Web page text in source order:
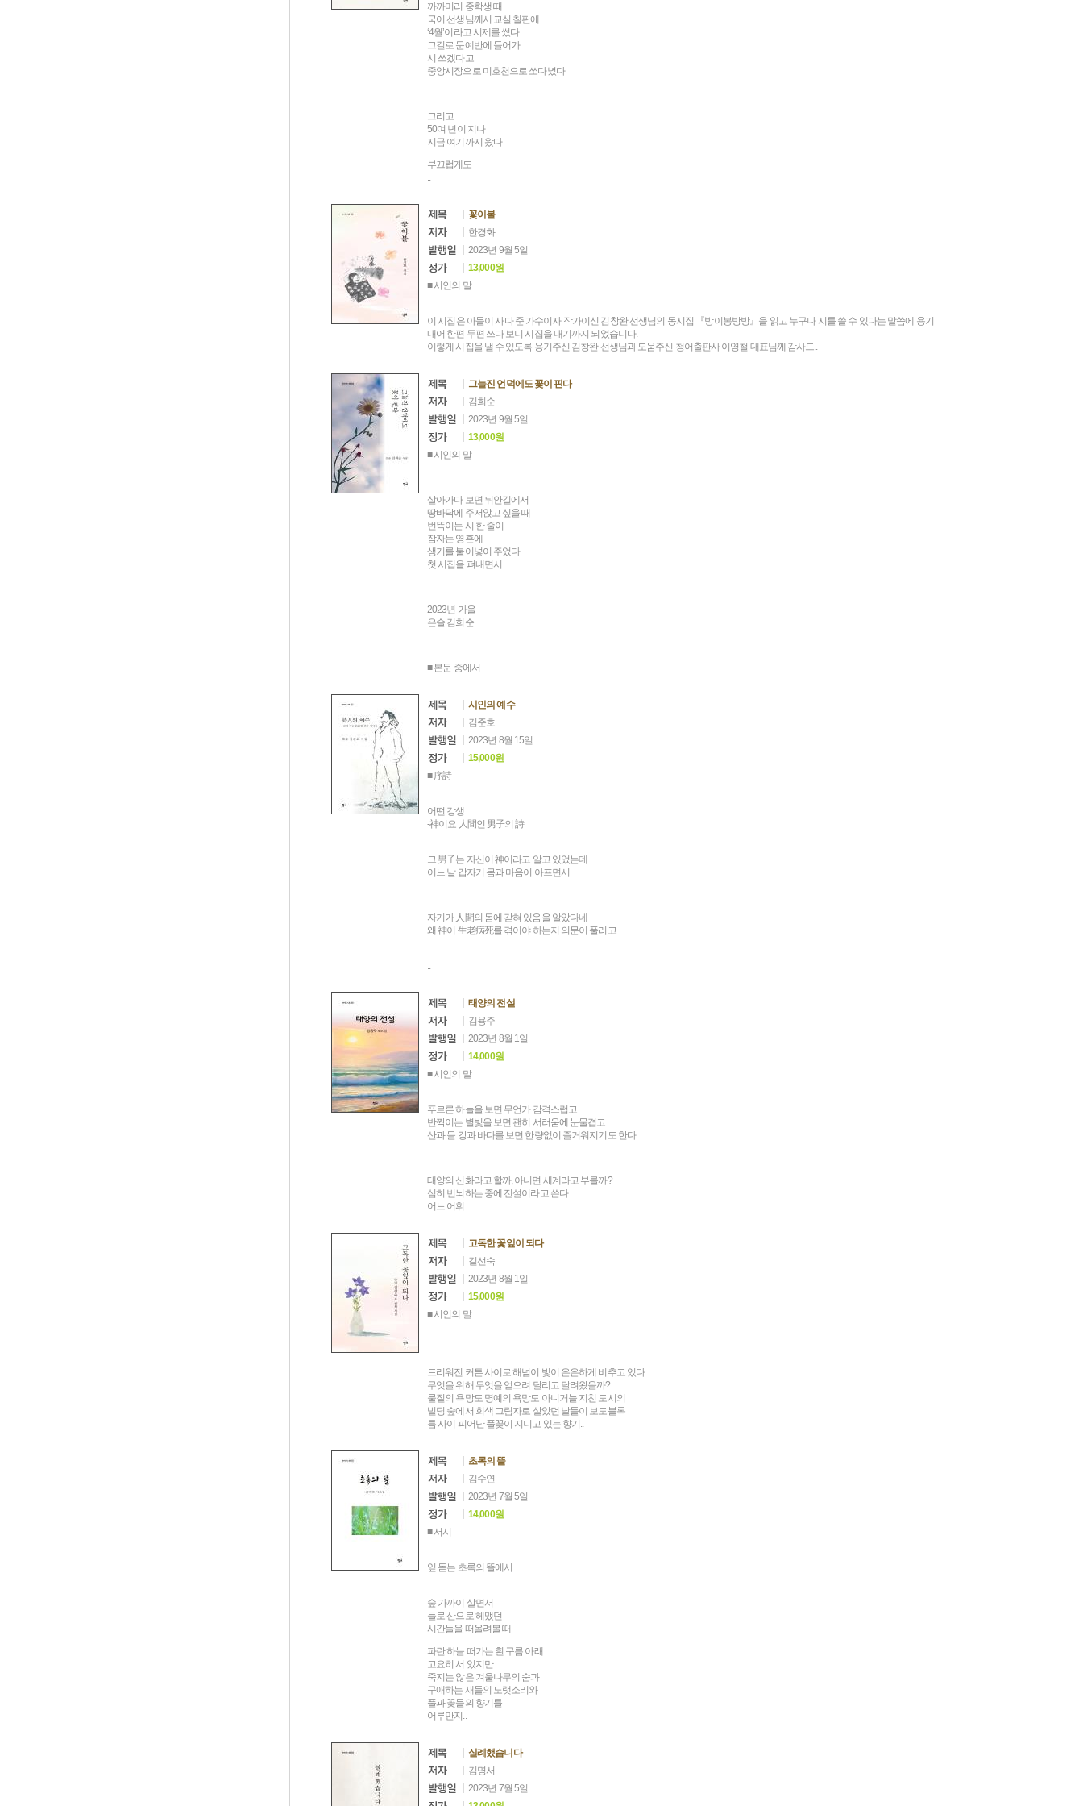
까까머리 중학생 때
국어 선생님께서 교실 칠판에
‘4월’이라고 시제를 썼다
그길로 문예반에 들어가
시 쓰겠다고
중앙시장으로 미호천으로 쏘다녔다
그리고
50여 년이 지나
지금 여기까지 왔다
부끄럽게도
..
꽃이불
한경화
2023년 9월 5일
13,000원
■ 시인의 말
이 시집은 아들이 사다 준 가수이자 작가이신 김창완 선생님의 동시집 『방이봉방방』을 읽고 누구나 시를 쓸 수 있다는 말씀에 용기
내어 한편 두편 쓰다 보니 시집을 내기까지 되었습니다.
이렇게 시집을 낼 수 있도록 용기주신 김창완 선생님과 도움주신 청어출판사 이영철 대표님께 감사드..
그늘진 언덕에도 꽃이 핀다
김희순
2023년 9월 5일
13,000원
■ 시인의 말
살아가다 보면 뒤안길에서
땅바닥에 주저앉고 싶을 때
번뜩이는 시 한 줄이
잠자는 영혼에
생기를 불어넣어 주었다
첫 시집을 펴내면서
2023년 가을
은슬 김희순
■ 본문 중에서
시인의 예수
김준호
2023년 8월 15일
15,000원
■ 序詩
어떤 강생
-神이요 人間인 男子의 詩
그 男子는 자신이 神이라고 알고 있었는데
어느 날 갑자기 몸과 마음이 아프면서
자기가 人間의 몸에 갇혀 있음을 알았다네
왜 神이 生老病死를 겪어야 하는지 의문이 풀리고
..
태양의 전설
김용주
2023년 8월 1일
14,000원
■ 시인의 말
푸르른 하늘을 보면 무언가 감격스럽고
반짝이는 별빛을 보면 괜히 서러움에 눈물겹고
산과 들 강과 바다를 보면 한량없이 즐거워지기도 한다.
태양의 신화라고 할까, 아니면 세계라고 부를까?
심히 번뇌하는 중에 전설이라고 쓴다.
어느 어휘..
고독한 꽃잎이 되다
길선숙
2023년 8월 1일
15,000원
■ 시인의 말
드리워진 커튼 사이로 해넘이 빛이 은은하게 비추고 있다.
무엇을 위해 무엇을 얻으려 달리고 달려왔을까?
물질의 욕망도 명예의 욕망도 아니거늘 지친 도시의
빌딩 숲에서 회색 그림자로 살았던 날들이 보도블록
틈 사이 피어난 풀꽃이 지니고 있는 향기..
초록의 뜰
김수연
2023년 7월 5일
14,000원
■ 서시
잎 돋는 초록의 뜰에서
숲 가까이 살면서
들로 산으로 헤맸던
시간들을 떠올려볼 때
파란 하늘 떠가는 흰 구름 아래
고요히 서 있지만
죽지는 않은 겨울나무의 숨과
구애하는 새들의 노랫소리와
풀과 꽃들의 향기를
어루만지..
실례했습니다
김명서
2023년 7월 5일